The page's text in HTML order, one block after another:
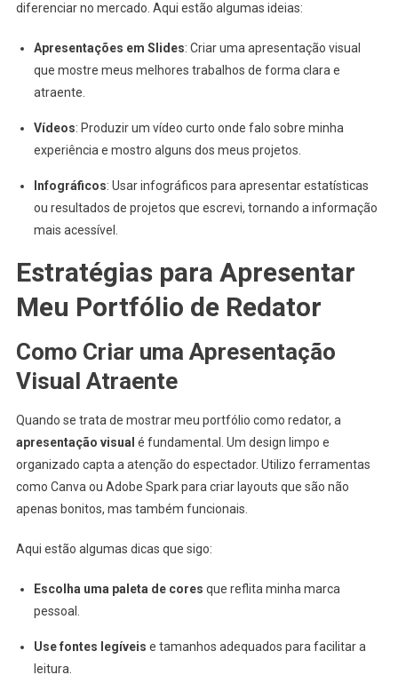
diferenciar no mercado. Aqui estão algumas ideias:
Apresentações em Slides: Criar uma apresentação visual
que mostre meus melhores trabalhos de forma clara e
atraente.
Vídeos: Produzir um vídeo curto onde falo sobre minha
experiência e mostro alguns dos meus projetos.
Infográficos: Usar infográficos para apresentar estatísticas
ou resultados de projetos que escrevi, tornando a informação
mais acessível.
Estratégias para Apresentar
Meu Portfólio de Redator
Como Criar uma Apresentação
Visual Atraente
Quando se trata de mostrar meu portfólio como redator, a
apresentação visual é fundamental. Um design limpo e
organizado capta a atenção do espectador. Utilizo ferramentas
como Canva ou Adobe Spark para criar layouts que são não
apenas bonitos, mas também funcionais.
Aqui estão algumas dicas que sigo:
Escolha uma paleta de cores que reflita minha marca
pessoal.
Use fontes legíveis e tamanhos adequados para facilitar a
leitura.